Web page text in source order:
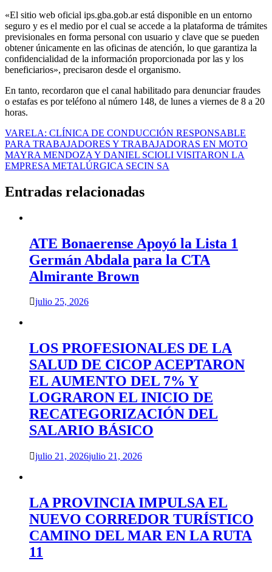
«El sitio web oficial ips.gba.gob.ar está disponible en un entorno
seguro y es el medio por el cual se accede a la plataforma de trámites
previsionales en forma personal con usuario y clave que se pueden
obtener únicamente en las oficinas de atención, lo que garantiza la
confidencialidad de la información proporcionada por las y los
beneficiarios», precisaron desde el organismo.
En tanto, recordaron que el canal habilitado para denunciar fraudes
o estafas es por teléfono al número 148, de lunes a viernes de 8 a 20
horas.
Navegación
de
entradas
VARELA: CLÍNICA DE CONDUCCIÓN RESPONSABLE
PARA TRABAJADORES Y TRABAJADORAS EN MOTO
MAYRA MENDOZA Y DANIEL SCIOLI VISITARON LA
EMPRESA METALÚRGICA SECIN SA
Entradas relacionadas
ATE Bonaerense Apoyó la Lista 1
Germán Abdala para la CTA
Almirante Brown
julio 25, 2026
LOS PROFESIONALES DE LA
SALUD DE CICOP ACEPTARON
EL AUMENTO DEL 7% Y
LOGRARON EL INICIO DE
RECATEGORIZACIÓN DEL
SALARIO BÁSICO
julio 21, 2026julio 21, 2026
LA PROVINCIA IMPULSA EL
NUEVO CORREDOR TURÍSTICO
CAMINO DEL MAR EN LA RUTA
11